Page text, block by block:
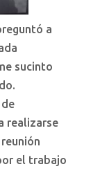
a
sucinto
realizarse
el trabajo